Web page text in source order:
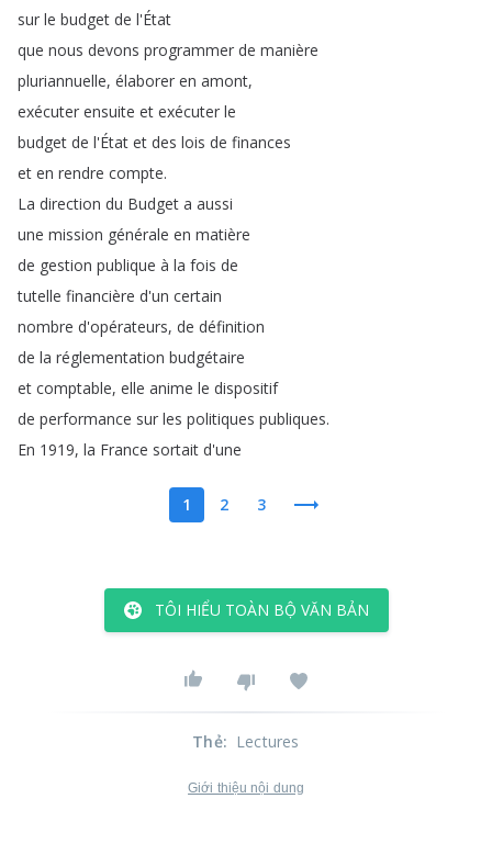
sur le budget de l'État
que nous devons programmer de manière
pluriannuelle, élaborer en amont,
exécuter ensuite et exécuter le
budget de l'État et des lois de finances
et en rendre compte.
La direction du Budget a aussi
une mission générale en matière
de gestion publique à la fois de
tutelle financière d'un certain
nombre d'opérateurs, de définition
de la réglementation budgétaire
et comptable, elle anime le dispositif
de performance sur les politiques publiques.
En 1919, la France sortait d'une
1 2 3
TÔI HIỂU TOÀN BỘ VĂN BẢN
Thẻ: Lectures
Giới thiệu nội dung